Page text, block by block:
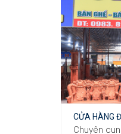
CỬA HÀNG
Chuyên